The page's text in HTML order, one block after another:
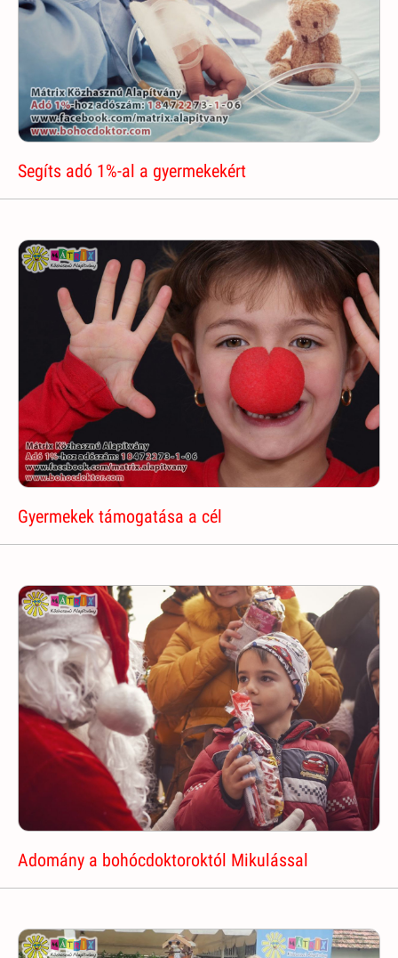
Segíts adó 1%-al a gyermekekért
Gyermekek támogatása a cél
Adomány a bohócdoktoroktól Mikulással